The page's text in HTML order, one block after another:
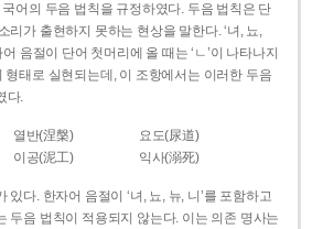
어의 두음 법칙을 규정하였다. 두음 법칙은 단
리가 출현하지 못하는 현상을 말한다. ‘녀, 뇨,
음절이 단어 첫머리에 올 때는 ‘ㄴ’이 나타나지
형태로 실현되는데, 이 조항에서는 이러한 두음
다.
열반(涅槃)
요도(尿道)
이공(泥工) 익사(溺死)
있다. 한자어 음절이 ‘녀, 뇨, 뉴, 니’를 포함하고
두음 법칙이 적용되지 않는다. 이는 의존 명사는